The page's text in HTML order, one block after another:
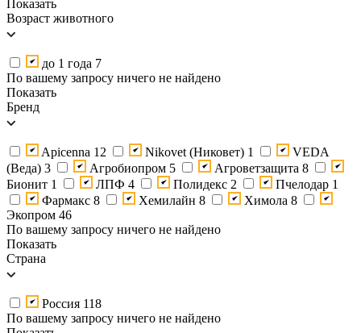
Показать
Возраст животного
до 1 года 7
По вашему запросу ничего не найдено
Показать
Бренд
Apicenna 12 Nikovet (Никовет) 1
VEDA
(Веда) 3 Агробиопром 5 Агроветзащита 8
Бионит 1 ЛПФ 4 Полидекс 2 Пчелодар 1
Фармакс 8 Хемилайн 8 Химола 8
Экопром 46
По вашему запросу ничего не найдено
Показать
Страна
Россия 118
По вашему запросу ничего не найдено